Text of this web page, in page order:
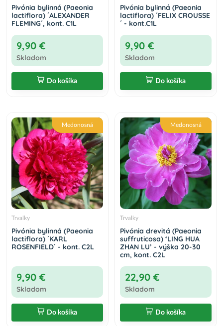
Pivónia bylinná (Paeonia
lactiflora) ´ALEXANDER
FLEMING´, kont. C1L
9,90 €
Skladom
Do košíka
Pivónia bylinná (Paeonia
lactiflora) ´FELIX CROUSSE
´ - kont.C1L
9,90 €
Skladom
Do košíka
Medonosná
Trvalky
Pivónia bylinná (Paeonia
lactiflora) ´KARL
ROSENFIELD´ - kont. C2L
9,90 €
Skladom
Do košíka
Medonosná
Trvalky
Pivónia drevitá (Paeonia
suffruticosa) ‘LING HUA
ZHAN LU’ - výška 20-30
cm, kont. C2L
22,90 €
Skladom
Do košíka